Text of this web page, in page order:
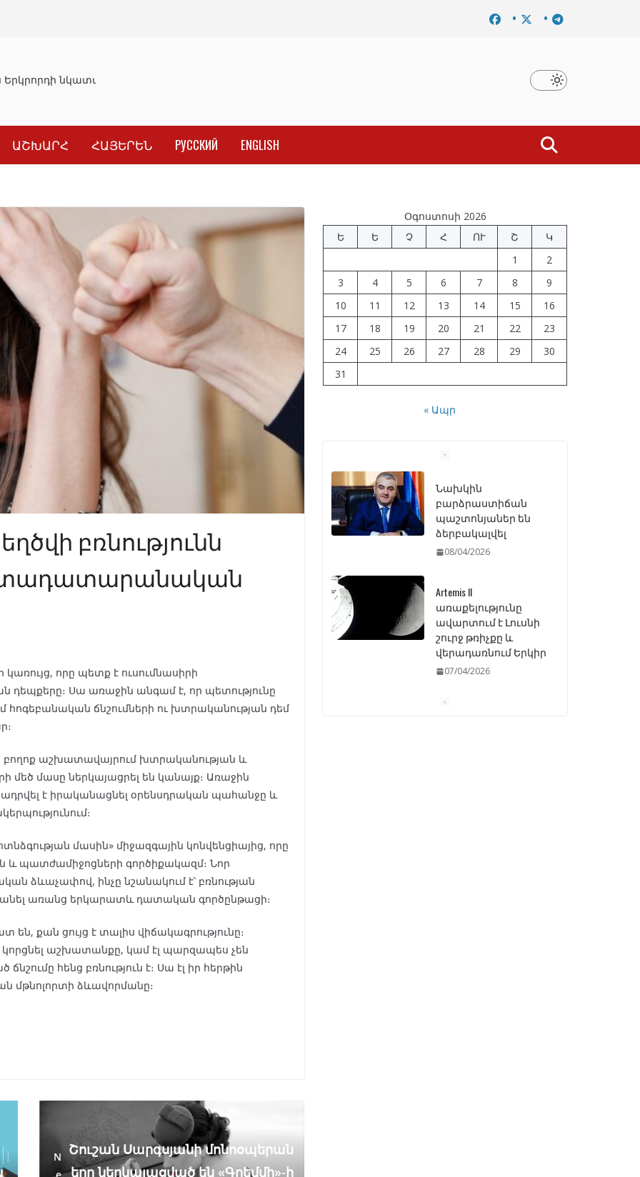
նկատմամբ սահմանափակման վերացման որոշումը Նախկին բարձրաստիճան պաշտոնյաներ են
ԱՇԽԱՐՀ ՀԱՅԵՐԵՆ РУССКИЙ ENGLISH
բռնությունն
որը պետք է ուսումնասիրի
դեպքերը։ Սա առաջին անգամ է, որ պետությունը
հոգեբանական ճնշումների ու խտրականության դեմ
բողոք աշխատավայրում խտրականության և
մեծ մասը ներկայացրել են կանայք։ Առաջին
է իրականացնել օրենսդրական պահանջը և
մասին» միջազգային կոնվենցիայից, որը
և պատժամիջոցների գործիքակազմ։ Նոր
ձևաչափով, ինչը նշանակում է՝ բռնության
առանց երկարատև դատական գործընթացի։
քան ցույց է տալիս վիճակագրությունը։
աշխատանքը, կամ էլ պարզապես չեն
հենց բռնություն է։ Սա էլ իր հերթին
մթնոլորտի ձևավորմանը։
N
Շուշան Սարգսյանի մոնոօպերան
երը ներկայացված են «Գրեմմի»-ի
Օգոստոսի 2026
Ե
Ե Չ Հ ՈՒ Շ
Կ
1
2
3
4 5 6 7 8
9
10
11 12 13 14 15
16
17
18 19 20 21 22
23
24
25 26 27 28 29
30
31
« Ապր
Artemis II
առաքելությունը
ավարտում է Լուսնի
շուրջ թռիչքը և
վերադառնում Երկիր
ԱԺ–ում առաջին
ընթերցմամբ
ընդունվեց
«Ընտրական
օրենսգրքի»